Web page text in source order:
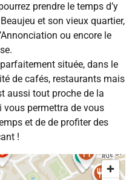
prendre le temps d’y
et son vieux quartier,
ou encore le
située, dans le
de cafés, restaurants mais
aussi tout proche de la
vous permettra de vous
et de de profiter des
!